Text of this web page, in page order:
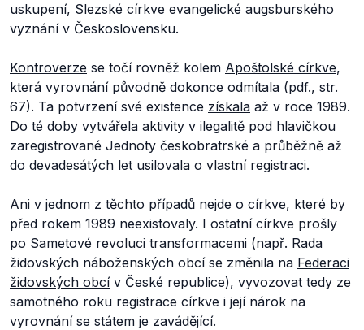
uskupení, Slezské církve evangelické augsburského
vyznání v Československu.
Kontroverze se točí rovněž kolem Apoštolské církve,
která vyrovnání původně dokonce odmítala (pdf., str.
67). Ta potvrzení své existence získala až v roce 1989.
Do té doby vytvářela aktivity v ilegalitě pod hlavičkou
zaregistrované Jednoty českobratrské a průběžně až
do devadesátých let usilovala o vlastní registraci.
Ani v jednom z těchto případů nejde o církve, které by
před rokem 1989 neexistovaly. I ostatní církve prošly
po Sametové revoluci transformacemi (např. Rada
židovských náboženských obcí se změnila na Federaci
židovských obcív České republice), vyvozovat tedy ze
samotného roku registrace církve i její nárok na
vyrovnání se státem je zavádějící.